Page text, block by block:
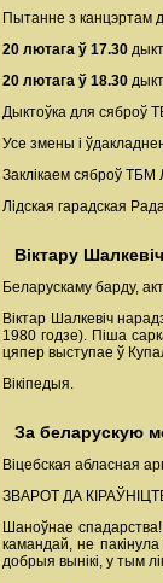
Пытанне з канцэртам
20 лютага ў 17.30
20 лютага ў 18.30
Дыктоўка для сяброў
Усе змены і
Заклікаем сяброў
Лідская гарадская
Віктару
Беларускаму барду,
Віктар Шалкевіч
1980 годзе). Піша
цяпер выступае ў
Вікіпедыя.
За беларускую
Віцебская абласная
ЗВАРОТ ДА
Шаноўнае
камандай, не
добрыя вынікі, у тым